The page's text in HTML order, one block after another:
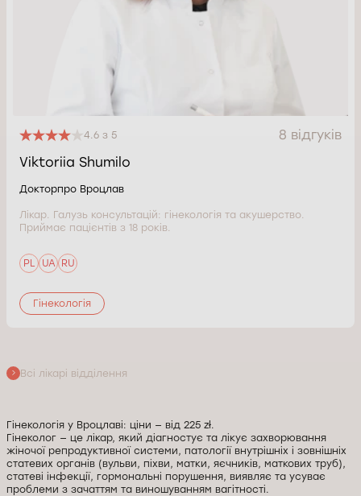
4.6 з 5
8 відгуків
Viktoriia Shumilo
Докторпро Вроцлав
Лікар. Галузь консультацій: гінекологія та акушерство.
Приймає пацієнтів з 18 років.
PL UA RU
Гінекологія
Всі лікарі відділення
Гінекологія у Вроцлаві: ціни — від 225 zł.
Гінеколог — це лікар, який діагностує та лікує захворювання
жіночої репродуктивної системи, патології внутрішніх і зовнішніх
статевих органів (вульви, піхви, матки, яєчників, маткових труб),
статеві інфекції, гормональні порушення, виявляє та усуває
проблеми з зачаттям та виношуванням вагітності.